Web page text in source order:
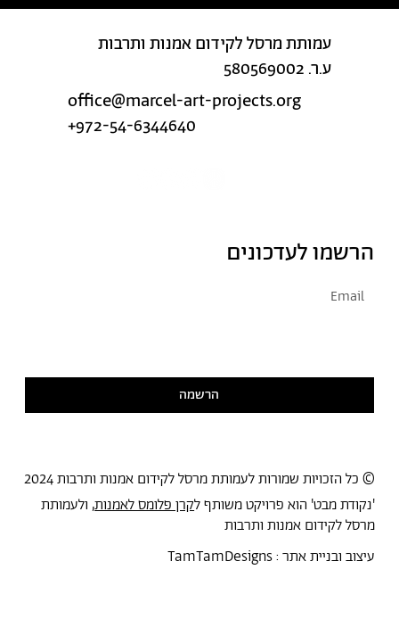
עמותת מרסל לקידום אמנות ותרבות
ע.ר. 580569002
office@marcel-art-projects.org
+972-54-6344640
הרשמו לעדכונים
הרשמה
© כל הזכויות שמורות לעמותת מרסל לקידום אמנות ותרבות 2024
'נקודת מבט' הוא פרויקט משותף לקרן פלומס לאמנות, ולעמותת
מרסל לקידום אמנות ותרבות
עיצוב ובניית אתר :TamTamDesigns